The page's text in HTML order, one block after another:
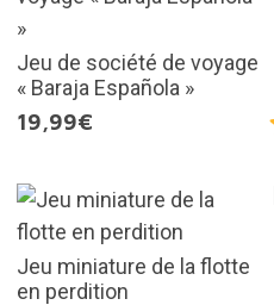
Jeu de société de voyage
« Baraja Española »
19,99€
Jeu miniature de la flotte
en perdition